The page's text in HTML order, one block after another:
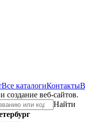
Все каталогиКонтакты
создание веб-сайтов.
Найти